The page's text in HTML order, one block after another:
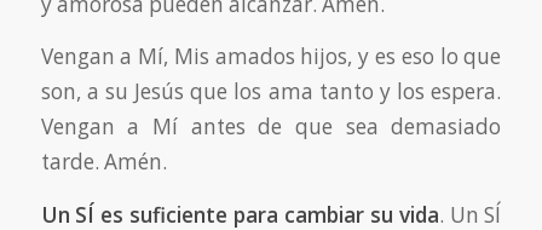
Vengan a Mí, Mis amados hijos, y es eso lo que
son, a su Jesús que los ama tanto y los espera.
Vengan a Mí antes de que sea demasiado
tarde. Amén.
Un SÍ es suficiente para cambiar su vida. Un SÍ